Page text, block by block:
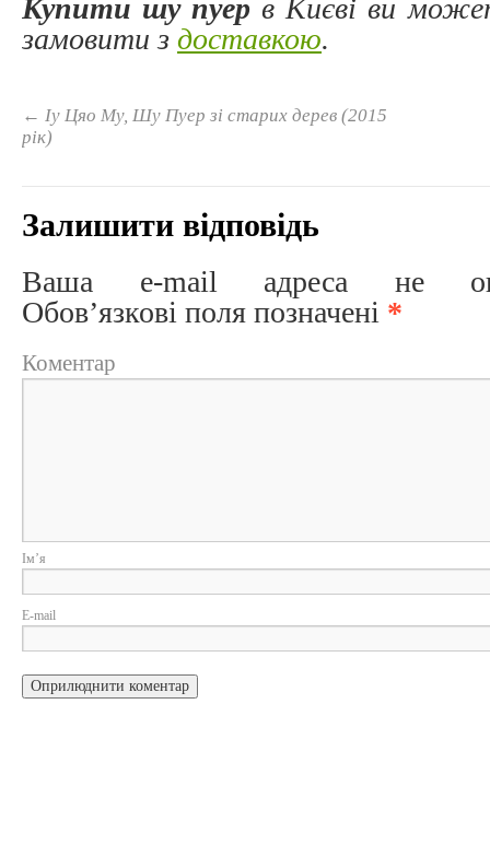
Купити шу пуер в Києві ви
замовити з доставкою.
← Іу Цяо Му, Шу Пуер зі старих дерев (2015
рік)
Залишити відповідь
Ваша e-mail адреса не
Обов’язкові поля позначені *
Коментар
E-